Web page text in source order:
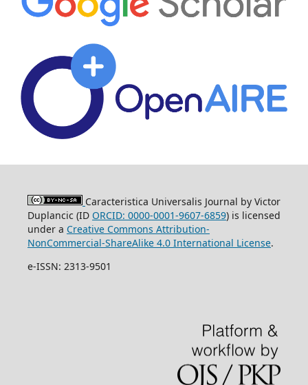
Caracteristica Universalis Journal by Victor
Duplancic (ID ORCID: 0000-0001-9607-6859) is licensed
under a Creative Commons Attribution-
NonCommercial-ShareAlike 4.0 International License.
e-ISSN: 2313-9501